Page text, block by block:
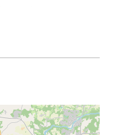
la volonté de
Déjà fort de
des
hôtels,
animations,
de l’offre